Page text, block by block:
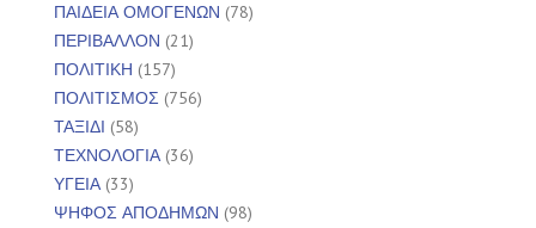
ΠΑΙΔΕΙΑ ΟΜΟΓΕΝΩΝ (78)
ΠΕΡΙΒΑΛΛΟΝ (21)
ΠΟΛΙΤΙΚΗ (157)
ΠΟΛΙΤΙΣΜΟΣ (756)
ΤΑΞΙΔΙ (58)
ΤΕΧΝΟΛΟΓΙΑ(36)
ΥΓΕΙΑ(33)
ΨΗΦΟΣ ΑΠΟΔΗΜΩΝ (98)